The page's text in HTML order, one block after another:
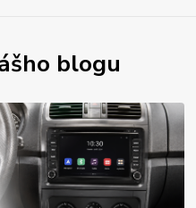
blogu